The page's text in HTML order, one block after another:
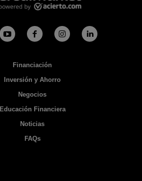
Financiación
Inversión y Ahorro
Negocios
Educación Financiera
Noticias
FAQs